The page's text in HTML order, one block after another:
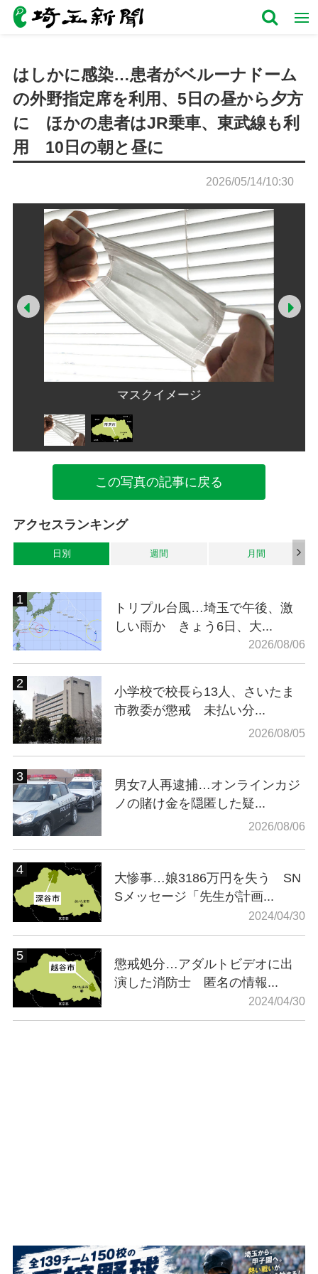
はしかに感染…患者がベルーナドーム
の外野指定席を利用、5日の昼から夕方
に ほかの患者はJR乗車、東武線も利
用 10日の朝と昼に
2026/05/14/10:30
マスクイメージ
Prev
この写真の記事に戻る
アクセスランキング
日別 週間 月間
トリプル台風…埼玉で午後、激
しい雨か きょう6日、大...
2026/08/06
小学校で校長ら13人、さいたま
市教委が懲戒 未払い分...
2026/08/05
男女7人再逮捕…オンラインカジ
ノの賭け金を隠匿した疑...
2026/08/06
大惨事…娘3186万円を失う SN
Sメッセージ「先生が計画...
2024/04/30
懲戒処分…アダルトビデオに出
演した消防士 匿名の情報...
2024/04/30